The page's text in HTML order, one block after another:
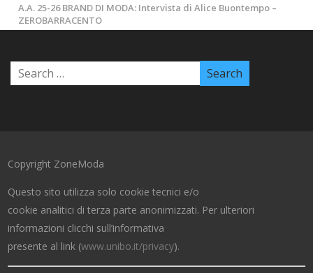
A.A. 25-26 BRAND DI MODA: Intervista di Alice Buontempo –
ZEROBARRACENTO
Copyright ZoneModa
Questo sito utilizza solo cookie tecnici e/o
cookie analitici di terza parte anonimizzati. Per ulteriori
informazioni clicchi sull’informativa
presente al link (www.unibo.it/privacy).